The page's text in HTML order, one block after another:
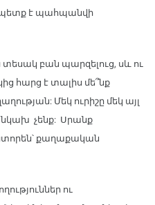
է պահպանվի
տեսակ բան պարզելուց, սև ու
հարց է տալիս մե՞նք
Մեկ ուրիշը մեկ այլ
չենք: Սրանք
քաղաքական
ու